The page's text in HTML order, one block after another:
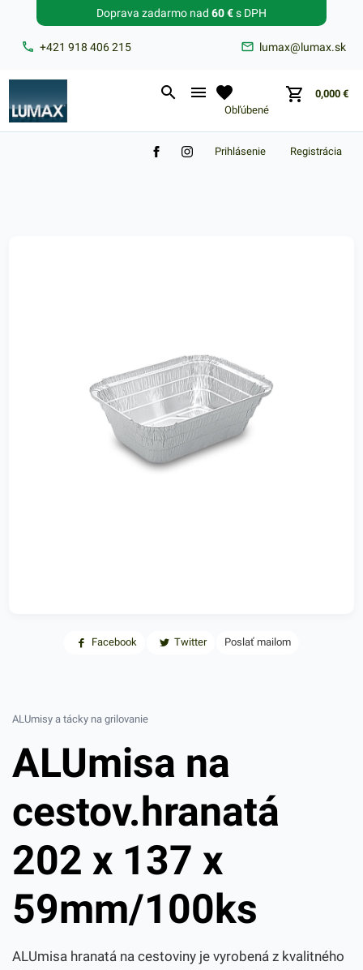
+421 918 406 215 lumax@lumax.sk
Doprava zadarmo nad 60 €s DPH
Obľúbené
0,000 €
Zabudnuté heslo?
Registrácia
Prihlásenie
Facebook Twitter Poslať mailom
ALUmisy a tácky na grilovanie
ALUmisa na
cestov.hranatá
202 x 137 x
59mm/100ks
ALUmisa hranatá na cestoviny je vyrobená z kvalitného